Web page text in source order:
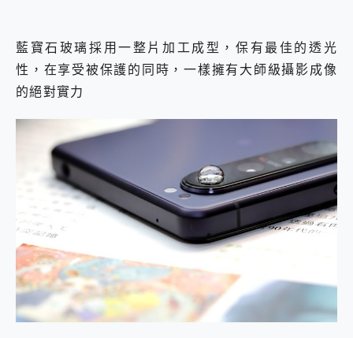
藍寶石玻璃採用一整片加工成型，保有最佳的透光
性，在享受被保護的同時，一樣擁有大師級攝影成像
的絕對實力